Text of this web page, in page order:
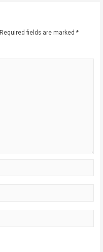
Required fields are marked*